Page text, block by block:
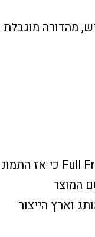
מהדורה מוגבלת
המוצר
וארץ הייצור